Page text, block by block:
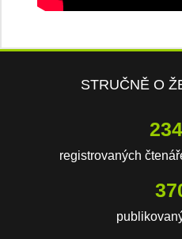
STRUČNĚ O
registrovaných